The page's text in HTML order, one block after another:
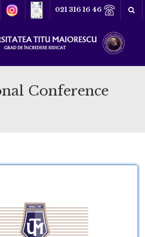
021 316 16 46
Conference